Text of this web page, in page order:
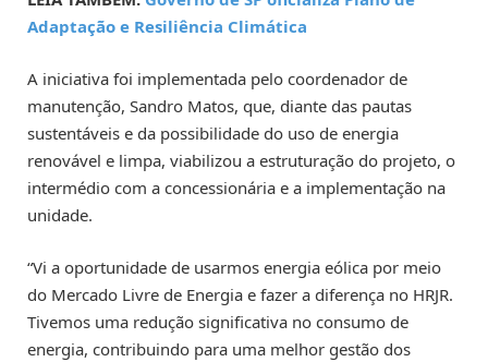
Adaptação e Resiliência Climática
A iniciativa foi implementada pelo coordenador de
manutenção, Sandro Matos, que, diante das pautas
sustentáveis e da possibilidade do uso de energia
renovável e limpa, viabilizou a estruturação do projeto, o
intermédio com a concessionária e a implementação na
unidade.
“Vi a oportunidade de usarmos energia eólica por meio
do Mercado Livre de Energia e fazer a diferença no HRJR.
Tivemos uma redução significativa no consumo de
energia, contribuindo para uma melhor gestão dos